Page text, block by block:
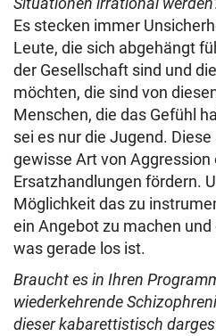
Es stecken immer
Leute, die sich abgehängt
der Gesellschaft sind und
möchten, die sind von
Menschen, die das Gefühl
sei es nur die Jugend.
gewisse Art von Aggression
Ersatzhandlungen fördern.
Möglichkeit das zu
ein Angebot zu machen
was gerade los ist.
Braucht es in Ihren
wiederkehrende
dieser kabarettistisch